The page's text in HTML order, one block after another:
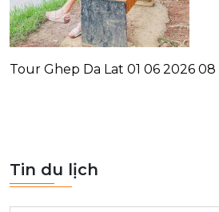
Tour Ghep Da Lat 01 06 2026 08
Tin du lịch